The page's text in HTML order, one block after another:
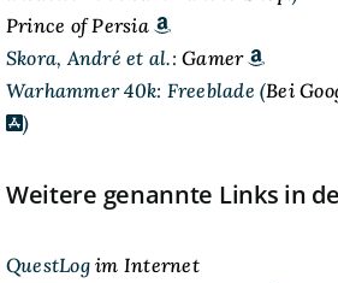
Prince of Persia
Skora, André et al.:Gamer
Warhammer 40k: Freeblade (Bei
)
Weitere genannte Links in
QuestLogim Internet